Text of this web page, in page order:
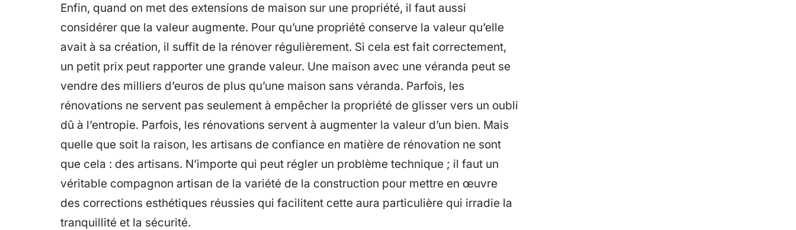
Enfin, quand on met des extensions de maison sur une propriété, il faut aussi
considérer que la valeur augmente. Pour qu’une propriété conserve la valeur qu’elle
avait à sa création, il suffit de la rénover régulièrement. Si cela est fait correctement,
un petit prix peut rapporter une grande valeur. Une maison avec une véranda peut se
vendre des milliers d’euros de plus qu’une maison sans véranda. Parfois, les
rénovations ne servent pas seulement à empêcher la propriété de glisser vers un oubli
dû à l’entropie. Parfois, les rénovations servent à augmenter la valeur d’un bien. Mais
quelle que soit la raison, les artisans de confiance en matière de rénovation ne sont
que cela : des artisans. N’importe qui peut régler un problème technique ; il faut un
véritable compagnon artisan de la variété de la construction pour mettre en œuvre
des corrections esthétiques réussies qui facilitent cette aura particulière qui irradie la
tranquillité et la sécurité.